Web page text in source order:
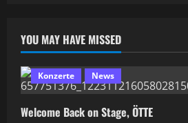
YOU MAY HAVE MISSED
Konzerte News
Welcome Back on Stage, ÖTTE